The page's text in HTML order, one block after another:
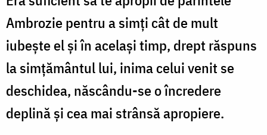
Ambrozie pentru a simți cât de mult
iubește el și în același timp, drept răspuns
la simțământul lui, inima celui venit se
deschidea, născându-se o încredere
deplină și cea mai strânsă apropiere.